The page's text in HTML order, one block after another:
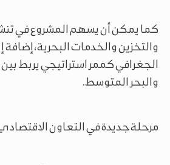
كما يمكن أن يسهم المشروع في
والتخزين والخدمات البحرية،
الجغرافي كممر استراتيجي يربط بين
والبحر المتوسط.
مرحلة جديدة في التعاون